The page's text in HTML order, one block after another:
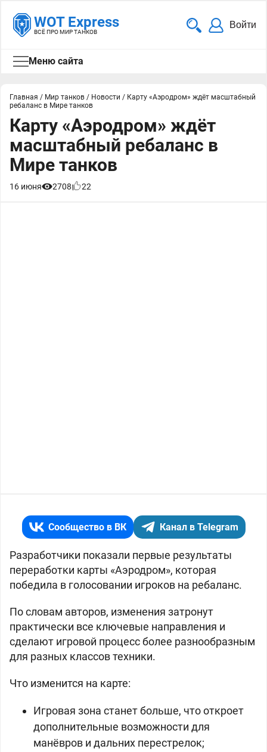
WOT Express
ВСЁ ПРО МИР ТАНКОВ
Войти
Меню сайта
Главная / Мир танков / Новости / Карту «Аэродром» ждёт масштабный
ребаланс в Мире танков
Карту «Аэродром» ждёт
масштабный ребаланс в
Мире танков
16 июня 2708 22
Сообщество в ВК Канал в Telegram
Разработчики показали первые результаты
переработки карты «Аэродром», которая
победила в голосовании игроков на ребаланс.
По словам авторов, изменения затронут
практически все ключевые направления и
сделают игровой процесс более разнообразным
для разных классов техники.
Что изменится на карте:
Игровая зона станет больше, что откроет
дополнительные возможности для
манёвров и дальних перестрелок;